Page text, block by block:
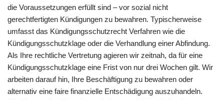
die Voraussetzungen erfüllt sind – vor sozial nicht
gerechtfertigten Kündigungen zu bewahren. Typischerweise
umfasst das Kündigungsschutzrecht Verfahren wie die
Kündigungsschutzklage oder die Verhandlung einer Abfindung.
Als Ihre rechtliche Vertretung agieren wir zeitnah, da für eine
Kündigungsschutzklage eine Frist von nur drei Wochen gilt. Wir
arbeiten darauf hin, Ihre Beschäftigung zu bewahren oder
alternativ eine faire finanzielle Entschädigung auszuhandeln.